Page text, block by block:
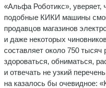
«Альфа Роботикс», уверяет,
подобные КИКИ машины
продавцов магазинов
и даже некоторых
составляет около 750
здороваться, обниматься,
и отвечать не узкий
на казалось бы очевидное: